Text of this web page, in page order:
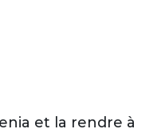
et la rendre à